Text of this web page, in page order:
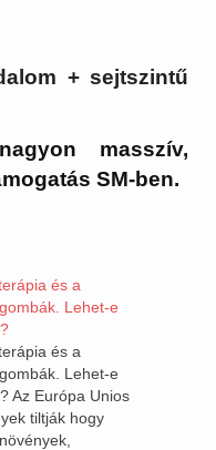
+ sejtszintű
masszív,
SM-ben.
és a
Lehet-e
és a
Lehet-e
Az Európa Unios
tiltják hogy